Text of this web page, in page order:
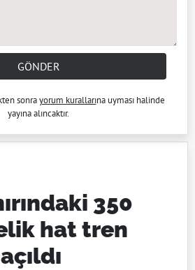
GÖNDER
sonrayorum kurallarına uyması halinde
yayına alıncaktır.
350
hat tren